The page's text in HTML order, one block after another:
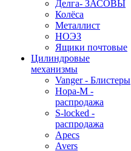
Делга- ЗАСОВЫ
Колёса
Металлист
НОЭЗ
Ящики почтовые
Цилиндровые
механизмы
Vanger - Блистеры
Нора-М -
распродажа
S-locked -
распродажа
Apecs
Avers